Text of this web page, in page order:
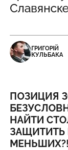
ГРИГОРІЙ
КУЛЬБАКА
ПОЗИЦИЯ
НАЙТИ
ЗАЩИТИТЬ
МЕНЬШИХ?!